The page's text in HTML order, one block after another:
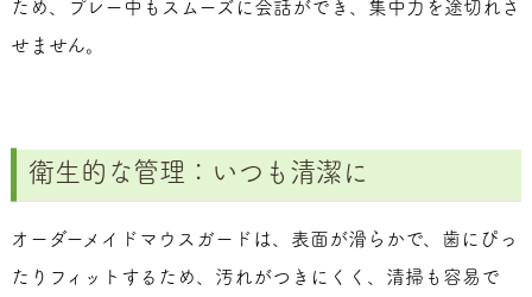
ため、プレー中もスムーズに会話ができ、集中力を途切れさ
せません。
衛生的な管理：いつも清潔に
オーダーメイドマウスガードは、表面が滑らかで、歯にぴっ
たりフィットするため、汚れがつきにくく、清掃も容易で